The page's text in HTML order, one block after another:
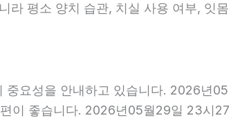
라 평소 양치 습관, 치실 사용 여부, 잇몸
중요성을 안내하고 있습니다. 2026년05
이 좋습니다. 2026년05월29일 23시27